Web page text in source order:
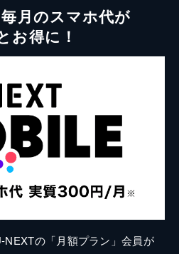
月のスマホ代が
お得に！
NEXTの「月額プラン」会員が